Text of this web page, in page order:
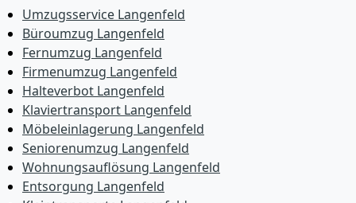
Umzugsservice Langenfeld
Büroumzug Langenfeld
Fernumzug Langenfeld
Firmenumzug Langenfeld
Halteverbot Langenfeld
Klaviertransport Langenfeld
Möbeleinlagerung Langenfeld
Seniorenumzug Langenfeld
Wohnungsauflösung Langenfeld
Entsorgung Langenfeld